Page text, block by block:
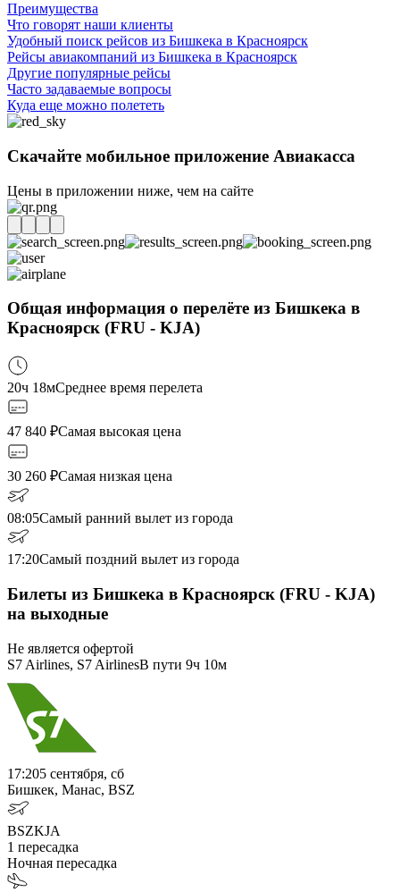
Преимущества
Что говорят наши клиенты
Удобный поиск рейсов из Бишкека в Красноярск
Рейсы авиакомпаний из Бишкека в Красноярск
Другие популярные рейсы
Часто задаваемые вопросы
Куда еще можно полететь
Скачайте мобильное приложение Авиакасса
Цены в приложении ниже, чем на сайте
Общая информация о перелёте из Бишкека в
Красноярск (FRU - KJA)
20ч 18мСреднее время перелета
47 840 ₽Самая высокая цена
30 260 ₽Самая низкая цена
08:05Самый ранний вылет из города
17:20Самый поздний вылет из города
Билеты из Бишкека в Красноярск (FRU - KJA)
на выходные
Не является офертой
S7 Airlines, S7 AirlinesВ пути 9ч 10м
17:205 сентября, сб
Бишкек, Манас, BSZ
BSZKJA
1 пересадка
Ночная пересадка